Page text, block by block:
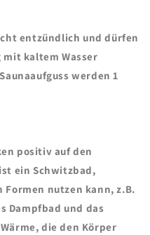
entzündlich und dürfen
mit kaltem Wasser
werden 1
positiv auf den
ein Schwitzbad,
nutzen kann, z.B.
Dampfbad und das
die den Körper